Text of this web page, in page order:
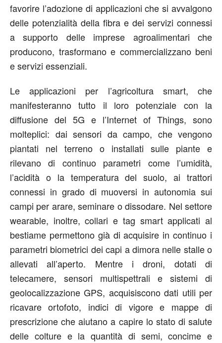
favorire l’adozione di applicazioni che si avvalgono
delle potenzialità della fibra e dei servizi connessi
a supporto delle imprese agroalimentari che
producono, trasformano e commercializzano beni
e servizi essenziali.
Le applicazioni per l’agricoltura smart, che
manifesteranno tutto il loro potenziale con la
diffusione del 5G e l’Internet of Things, sono
molteplici: dai sensori da campo, che vengono
piantati nel terreno o installati sulle piante e
rilevano di continuo parametri come l’umidità,
l’acidità o la temperatura del suolo, ai trattori
connessi in grado di muoversi in autonomia sui
campi per arare, seminare o dissodare. Nel settore
wearable, inoltre, collari e tag smart applicati al
bestiame permettono già di acquisire in continuo i
parametri biometrici dei capi a dimora nelle stalle o
allevati all’aperto. Mentre i droni, dotati di
telecamere, sensori multispettrali e sistemi di
geolocalizzazione GPS, acquisiscono dati utili per
ricavare ortofoto, indici di vigore e mappe di
prescrizione che aiutano a capire lo stato di salute
delle colture e la quantità di semi, concime e